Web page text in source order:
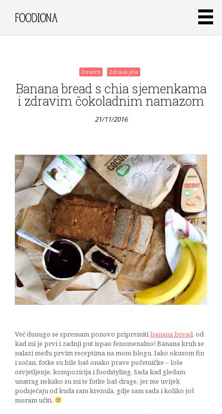
Deserti Zdrava jela
Galette s
mozzarellom
i cherry
rajčicama
21/11/2016
Deserti Zdrava jela
Banana bread s chia sjemenkama
i zdravim čokoladnim namazom
21/11/2016
Već duuugo se spremam ponovo pripremiti banana bread, od
kad mi je prvi i zadnji put ispao fenomenalno! Banana kruh se
nalazi među prvim receptima na mom blogu. Iako okusom fin
i sočan, fotke su bile baš onako prave početničke – loše
osvjetljenje, kompozicija i foodstyling. Sada kad gledam
unatrag nekako su mi te fotke baš drage, jer me uvijek
podsjećaju od kuda sam krenula, gdje sam sada i koliko još
moram učiti.